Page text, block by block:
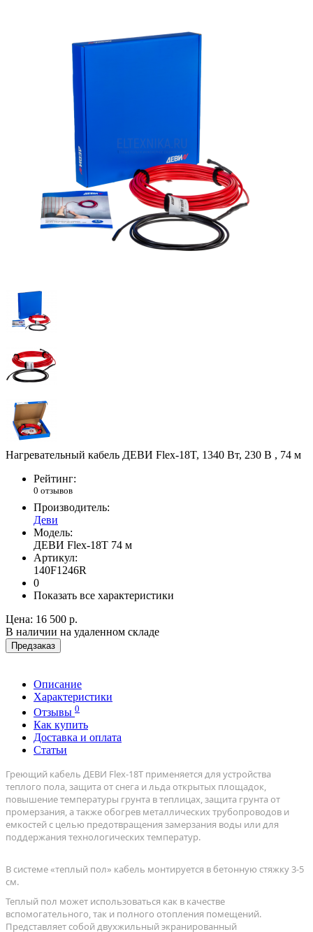
Нагревательный кабель ДЕВИ Flex-18T, 1340 Вт, 230 В , 74 м
Рейтинг:
0 отзывов
Производитель:
Деви
Модель:
ДЕВИ Flex-18T 74 м
Артикул:
140F1246R
0
Показать все характеристики
Цена: 16 500 р.
В наличии на удаленном складе
Предзаказ
Описание
Характеристики
Отзывы 0
Как купить
Доставка и оплата
Статьи
Греющий кабель ДЕВИ Flex-18T применяется для устройства
теплого пола, защита от снега и льда открытых площадок,
повышение температуры грунта в теплицах, защита грунта от
промерзания, а также обогрев металлических трубопроводов и
емкостей с целью предотвращения замерзания воды или для
поддержания технологических температур.
В системе «теплый пол» кабель монтируется в бетонную стяжку 3-5
см.
Теплый пол может использоваться как в качестве
вспомогательного, так и полного отопления помещений.
Представляет собой двухжильный экранированный